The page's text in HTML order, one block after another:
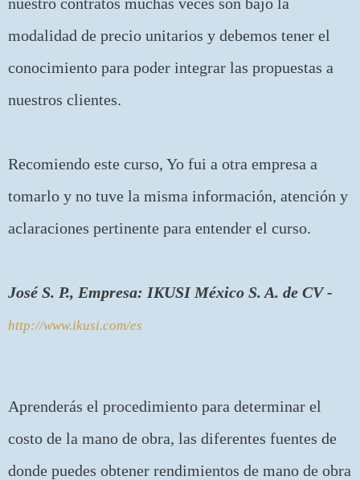
modalidad de precio unitarios y debemos tener el
conocimiento para poder integrar las propuestas a
nuestros clientes.
Recomiendo este curso, Yo fui a otra empresa a
tomarlo y no tuve la misma información, atención y
aclaraciones pertinente para entender el curso.
José S. P., Empresa: IKUSI México S. A. de CV -
http://www.ikusi.com/es
Aprenderás el procedimiento para determinar el
costo de la mano de obra, las diferentes fuentes de
donde puedes obtener rendimientos de mano de obra